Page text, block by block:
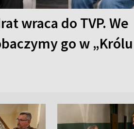
wraca do TVP. We
go w „Królu